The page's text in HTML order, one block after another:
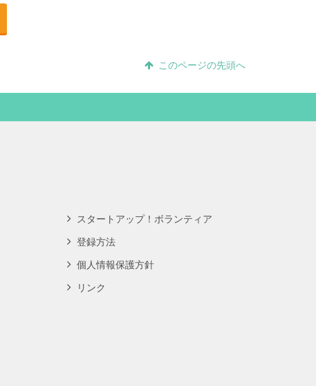
このページの先頭へ
スタートアップ！ボランティア
登録方法
個人情報保護方針
リンク